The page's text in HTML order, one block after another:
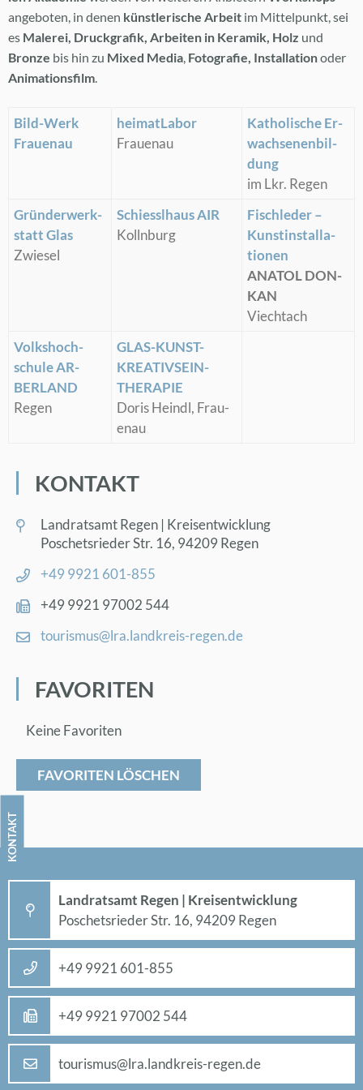
an­ge­bo­ten, in de­nen künst­le­ri­sche Ar­beit im Mit­tel­punkt, sei
es Ma­le­rei, Druck­gra­fik, Ar­bei­ten in Ke­ra­mik, Holz und
Bron­ze bis hin zu Mi­xed Me­dia, Fo­to­gra­fie, In­stal­la­ti­onoder
Ani­ma­ti­ons­film.
Bild-Werk
Frau­en­au
hei­mat­La­bor
Frau­en­au
Ka­tho­li­sche Er­
wach­se­nen­bil­
dung
im Lkr. Re­gen
Grün­der­werk­
statt Glas
Zwie­sel
Schiessl­haus AIR
Kolln­burg
Fisch­le­der –
Kunst­in­stal­la­
tio­nen
ANA­TOL DON­
KAN
Viecht­ach
Volks­hoch­
schu­le AR­
BER­LAND
Re­gen
GLAS-KUNST-
KREA­TIV­SEIN-
THE­RA­PIE
Do­ris Heindl, Frau­
en­au
KON­TAKT
Land­rats­amt Re­gen | Kreis­ent­wick­lung
Po­sche­ts­rie­der Str. 16, 94209 Re­gen
+49 9921 601-855
+49 9921 97002 544
tou­ris­mus@​lra.​landkreis-re­gen.de
FA­VO­RI­TEN
Keine Favoriten
FAVORITEN LÖSCHEN
KON­TAKT
Land­rats­amt Re­gen | Kreis­ent­wick­lung
Po­sche­ts­rie­der Str. 16, 94209 Re­gen
+49 9921 601-855
+49 9921 97002 544
tou­ris­mus@​lra.​landkreis-re­gen.de